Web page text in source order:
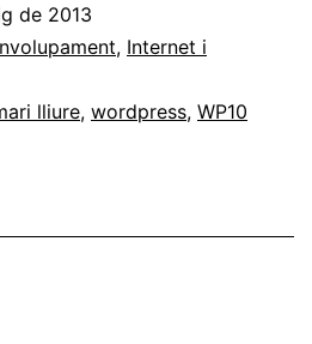
de 2013
, Internet i
lliure, wordpress, WP10